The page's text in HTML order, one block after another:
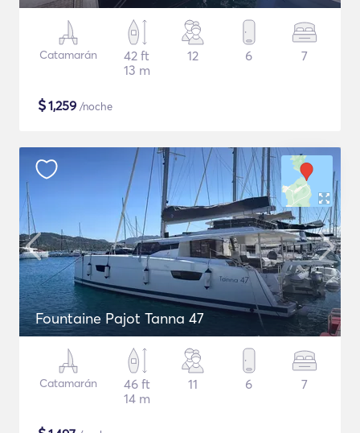
Catamarán
42 ft
13 m
12 6 7
$1,259 /noche
Fountaine Pajot Tanna 47
Catamarán
46 ft
14 m
11 6 7